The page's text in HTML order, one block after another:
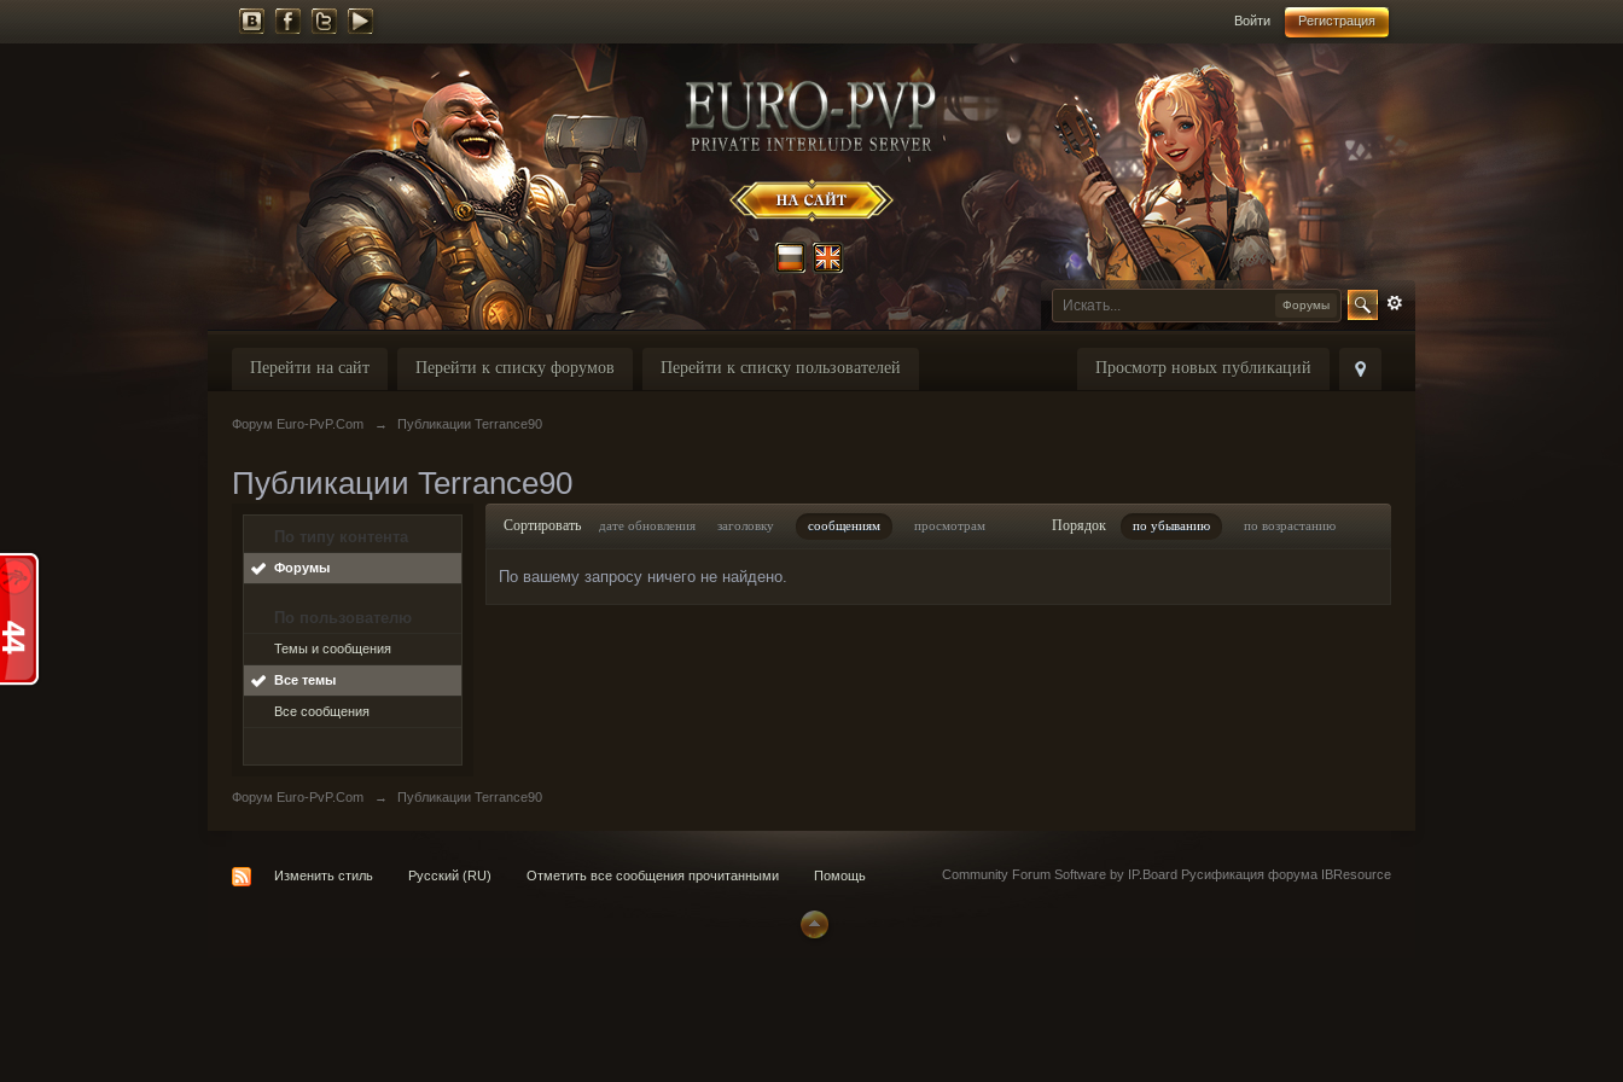
Войти Регистрация
Форумы
Просмотр новых публикаций
Перейти на сайт Перейти к списку форумов Перейти к списку пользователей
Форум Euro-PvP.Com → Публикации Terrance90
Публикации Terrance90
По типу контента
Форумы
По пользователю
Темы и сообщения
Все темы
Все сообщения
Сортировать дате обновления заголовку сообщениям просмотрам Порядок по убыванию по возрастанию
По вашему запросу ничего не найдено.
Форум Euro-PvP.Com → Публикации Terrance90
Изменить стиль Русский (RU) Отметить все сообщения прочитанными Помощь Community Forum Software by IP.Board Русификация форума IBResource